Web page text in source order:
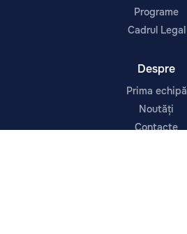
Programe
Cadrul Legal
Despre
Prima echipă
Noutăți
Contacte